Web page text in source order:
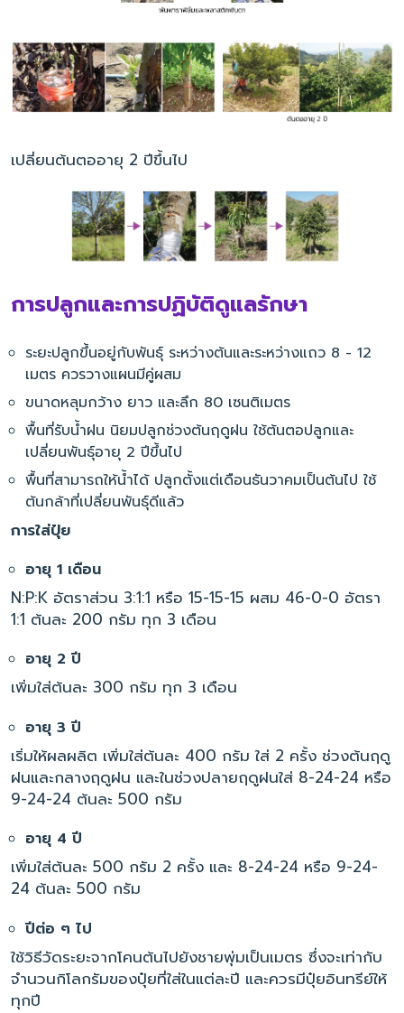
เปลี่ยนต้นตออายุ 2 ปีขึ้นไป
การปลูกและการปฏิบัติดูแลรักษา
ระยะปลูกขึ้นอยู่กับพันธุ์ ระหว่างต้นและระหว่างแถว 8 - 12
เมตร ควรวางแผนมีคู่ผสม
ขนาดหลุมกว้าง ยาว และลึก 80 เซนติเมตร
พื้นที่รับน้ำฝน นิยมปลูกช่วงต้นฤดูฝน ใช้ต้นตอปลูกและ
เปลี่ยนพันธุ์อายุ 2 ปีขึ้นไป
พื้นที่สามารถให้น้ำได้ ปลูกตั้งแต่เดือนธันวาคมเป็นต้นไป ใช้
ต้นกล้าที่เปลี่ยนพันธุ์ดีแล้ว
การใส่ปุ๋ย
อายุ 1 เดือน
N:P:K อัตราส่วน 3:1:1 หรือ 15-15-15 ผสม 46-0-0 อัตรา
1:1 ต้นละ 200 กรัม ทุก 3 เดือน
อายุ 2 ปี
เพิ่มใส่ต้นละ 300 กรัม ทุก 3 เดือน
อายุ 3 ปี
เริ่มให้ผลผลิต เพิ่มใส่ต้นละ 400 กรัม ใส่ 2 ครั้ง ช่วงต้นฤดู
ฝนและกลางฤดูฝน และในช่วงปลายฤดูฝนใส่ 8-24-24 หรือ
9-24-24 ต้นละ 500 กรัม
อายุ 4 ปี
เพิ่มใส่ต้นละ 500 กรัม 2 ครั้ง และ 8-24-24 หรือ 9-24-
24 ต้นละ 500 กรัม
ปีต่อ ๆ ไป
ใช้วิธีวัดระยะจากโคนต้นไปยังชายพุ่มเป็นเมตร ซึ่งจะเท่ากับ
จำนวนกิโลกรัมของปุ๋ยที่ใส่ในแต่ละปี และควรมีปุ๋ยอินทรีย์ให้
ทุกปี